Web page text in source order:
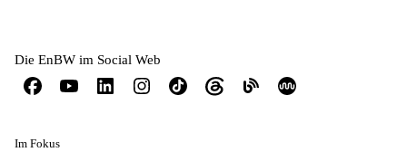
Die EnBW im Social Web
Im Fokus